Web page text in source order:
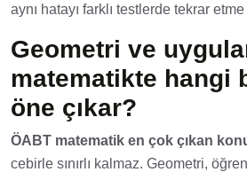
aynı hatayı farklı testlerde tekrar
Geometri ve
matematikte hangi
öne çıkar?
ÖABT matematik en çok çıkan
cebirle sınırlı kalmaz. Geometri,